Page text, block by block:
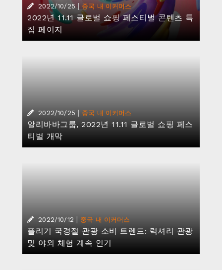
2022/10/25 | 중국 내 이커머스
2022년 11.11 글로벌 쇼핑 페스티벌 콘텐츠 특
집 페이지
2022/10/25 | 중국 내 이커머스
알리바바그룹, 2022년 11.11 글로벌 쇼핑 페스
티벌 개막
2022/10/12 | 중국 내 이커머스
플리기 국경절 관광 소비 트렌드: 럭셔리 관광
및 야외 체험 계속 인기